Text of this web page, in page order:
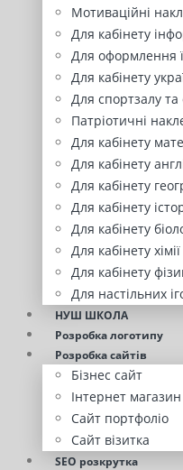
Мотиваційні
Для кабінету
Для оформлення
Для кабінету
Для спортзалу та
Патріотичні
Для кабінету
Для кабінету
Для кабінету
Для кабінету
Для кабінету
Для кабінету хімії
Для кабінету
Для настільних
НУШ ШКОЛА
Розробка логотипу
Розробка сайтів
Бізнес сайт
Інтернет магазин
Сайт портфоліо
Сайт візитка
SEO розкрутка